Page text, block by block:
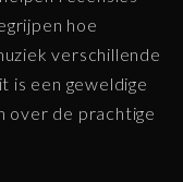
hoe
verschillende
is een geweldige
over de prachtige